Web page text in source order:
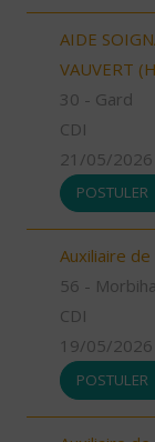
AIDE
VAUVERT
30 - Gard
CDI
21/05/2026
POSTULER
Auxiliaire
56 -
CDI
19/05/2026
POSTULER